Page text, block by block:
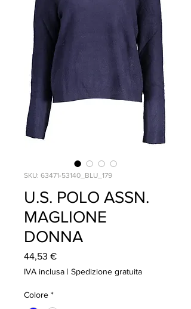
SKU: 63471-53140_BLU_179
U.S. POLO ASSN.
MAGLIONE
DONNA
44,53 €Prezzo
IVA inclusa | Spedizione gratuita
Colore *